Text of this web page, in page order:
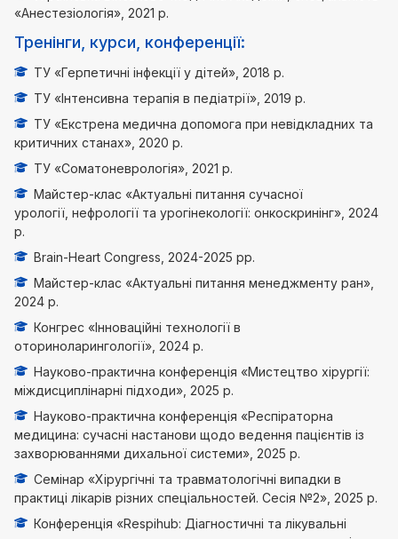
«Анестезіологія», 2021 р.
Тренінги, курси, конференції:
ТУ «Герпетичні інфекції у дітей», 2018 р.
ТУ «Інтенсивна терапія в педіатрії», 2019 р.
ТУ «Екстрена медична допомога при невідкладних та
критичних станах», 2020 р.
ТУ «Соматоневрологія», 2021 р.
Майстер-клас «Актуальні питання сучасної
урології, нефрології та урогінекології: онкоскринінг», 2024
р.
Brain-Heart Congress, 2024-2025 рр.
Майстер-клас «Актуальні питання менеджменту ран»,
2024 р.
Конгрес «Інноваційні технології в
оториноларингології», 2024 р.
Науково-практична конференція «Мистецтво хірургії:
міждисциплінарні підходи», 2025 р.
Науково-практична конференція «Респіраторна
медицина: сучасні настанови щодо ведення пацієнтів із
захворюваннями дихальної системи», 2025 р.
Семінар «Хірургічні та травматологічні випадки в
практиці лікарів різних спеціальностей. Сесія №2», 2025 р.
Конференція «Respihub: Діагностичні та лікувальні